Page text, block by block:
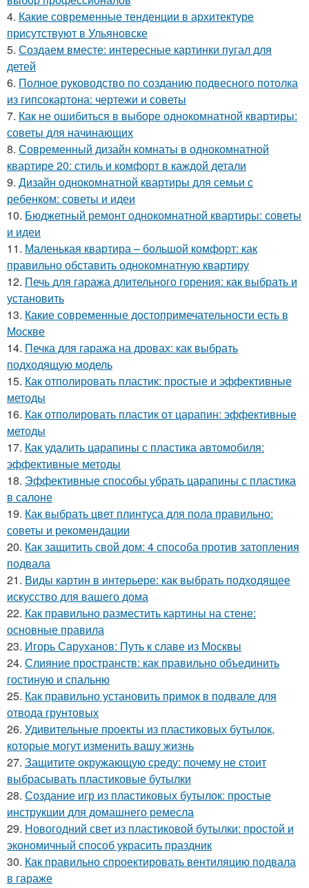
4. Какие современные тенденции в архитектуре
присутствуют в Ульяновске
5. Создаем вместе: интересные картинки пугал для
детей
6. Полное руководство по созданию подвесного потолка
из гипсокартона: чертежи и советы
7. Как не ошибиться в выборе однокомнатной квартиры:
советы для начинающих
8. Современный дизайн комнаты в однокомнатной
квартире 20: стиль и комфорт в каждой детали
9. Дизайн однокомнатной квартиры для семьи с
ребенком: советы и идеи
10. Бюджетный ремонт однокомнатной квартиры: советы
и идеи
11. Маленькая квартира – большой комфорт: как
правильно обставить однокомнатную квартиру
12. Печь для гаража длительного горения: как выбрать и
установить
13. Какие современные достопримечательности есть в
Москве
14. Печка для гаража на дровах: как выбрать
подходящую модель
15. Как отполировать пластик: простые и эффективные
методы
16. Как отполировать пластик от царапин: эффективные
методы
17. Как удалить царапины с пластика автомобиля:
эффективные методы
18. Эффективные способы убрать царапины с пластика
в салоне
19. Как выбрать цвет плинтуса для пола правильно:
советы и рекомендации
20. Как защитить свой дом: 4 способа против затопления
подвала
21. Виды картин в интерьере: как выбрать подходящее
искусство для вашего дома
22. Как правильно разместить картины на стене:
основные правила
23. Игорь Саруханов: Путь к славе из Москвы
24. Слияние пространств: как правильно объединить
гостиную и спальню
25. Как правильно установить примок в подвале для
отвода грунтовых
26. Удивительные проекты из пластиковых бутылок,
которые могут изменить вашу жизнь
27. Защитите окружающую среду: почему не стоит
выбрасывать пластиковые бутылки
28. Создание игр из пластиковых бутылок: простые
инструкции для домашнего ремесла
29. Новогодний свет из пластиковой бутылки: простой и
экономичный способ украсить праздник
30. Как правильно спроектировать вентиляцию подвала
в гараже